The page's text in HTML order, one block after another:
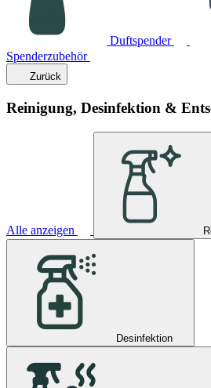
Duftspender
Spenderzubehör
Zurück
Reinigung, Desinfektion &
Alle anzeigen
Desinfektion